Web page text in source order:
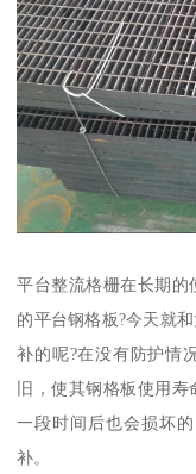
平台整流格栅在长期的
的平台钢格板?今天就
补的呢?在没有防护情
旧，使其钢格板使用
一段时间后也会损坏
补。